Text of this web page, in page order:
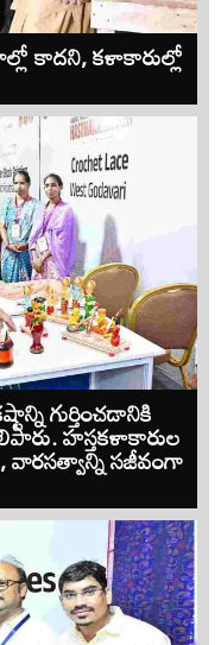
కాదని, కళాకారుల్లో
గుర్తించడానికి
హస్తకళాకారుల
వారసత్వాన్ని సజీవంగా